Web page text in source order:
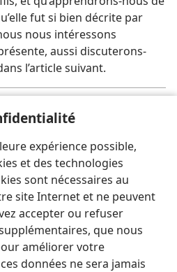
expérience possible,
et des technologies
sont nécessaires au
site Internet et ne peuvent
accepter ou refuser
que nous
améliorer votre
données ne sera jamais
fut si bien décrite par
nous intéressons
aussi discuterons-​
l’article suivant.
er